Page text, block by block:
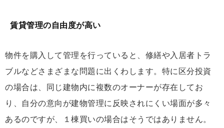
賃貸管理の自由度が高い
物件を購入して管理を行っていると、修繕や入居者トラ
ブルなどさまざまな問題に出くわします。特に区分投資
の場合は、同じ建物内に複数のオーナーが存在してお
り、自分の意向が建物管理に反映されにくい場面が多々
あるのですが、１棟買いの場合はそうではありません。